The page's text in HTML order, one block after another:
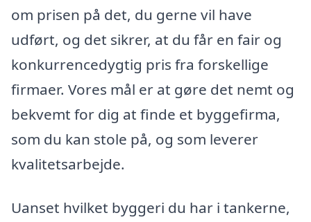
om prisen på det, du gerne vil have
udført, og det sikrer, at du får en fair og
konkurrencedygtig pris fra forskellige
firmaer. Vores mål er at gøre det nemt og
bekvemt for dig at finde et byggefirma,
som du kan stole på, og som leverer
kvalitetsarbejde.
Uanset hvilket byggeri du har i tankerne,